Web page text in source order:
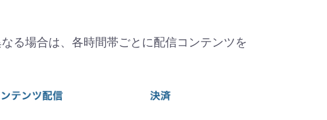
る場合は、各時間帯ごとに配信コンテンツを